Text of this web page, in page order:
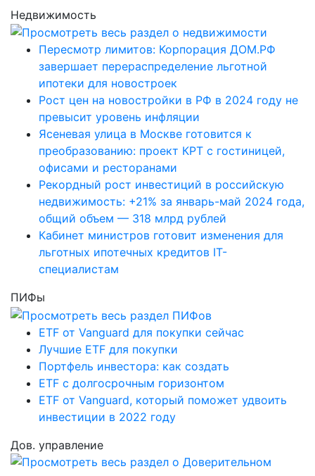
Недвижимость
Пересмотр лимитов: Корпорация ДОМ.РФ
завершает перераспределение льготной
ипотеки для новостроек
Рост цен на новостройки в РФ в 2024 году не
превысит уровень инфляции
Ясеневая улица в Москве готовится к
преобразованию: проект КРТ с гостиницей,
офисами и ресторанами
Рекордный рост инвестиций в российскую
недвижимость: +21% за январь-май 2024 года,
общий объем — 318 млрд рублей
Кабинет министров готовит изменения для
льготных ипотечных кредитов IT-
специалистам
ПИФы
ETF от Vanguard для покупки сейчас
Лучшие ETF для покупки
Портфель инвестора: как создать
ETF с долгосрочным горизонтом
ETF от Vanguard, который поможет удвоить
инвестиции в 2022 году
Дов. управление